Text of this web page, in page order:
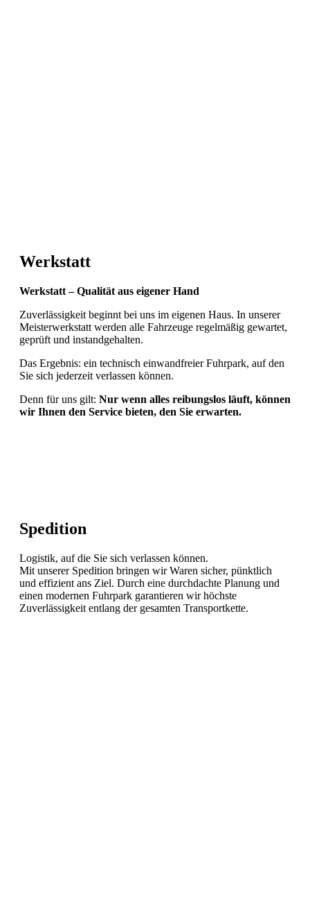
Werkstatt
Werkstatt – Qualität aus eigener Hand
Zuverlässigkeit beginnt bei uns im eigenen Haus. In unserer
Meisterwerkstatt werden alle Fahrzeuge regelmäßig gewartet,
geprüft und instandgehalten.
Das Ergebnis: ein technisch einwandfreier Fuhrpark, auf den
Sie sich jederzeit verlassen können.
Denn für uns gilt: Nur wenn alles reibungslos läuft, können
wir Ihnen den Service bieten, den Sie erwarten.
Spedition
Logistik, auf die Sie sich verlassen können.
Mit unserer Spedition bringen wir Waren sicher, pünktlich
und effizient ans Ziel. Durch eine durchdachte Planung und
einen modernen Fuhrpark garantieren wir höchste
Zuverlässigkeit entlang der gesamten Transportkette.